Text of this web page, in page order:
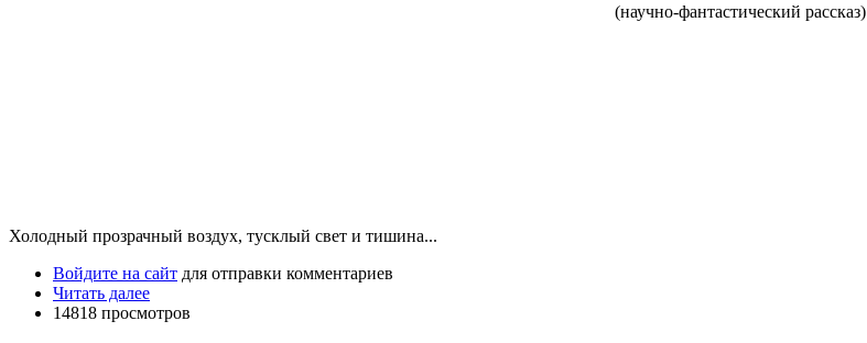
(научно-фантастический рассказ)
Холодный прозрачный воздух, тусклый свет и тишина...
Войдите на сайт для отправки комментариев
Читать далее
14818 просмотров